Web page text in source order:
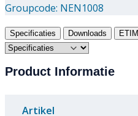
Groupcode: NEN1008
Specificaties Downloads ETIM
Product Informatie
Artikel